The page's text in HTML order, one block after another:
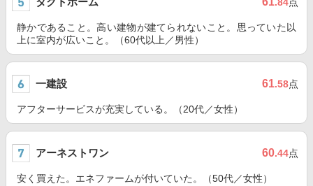
静かであること。高い建物が建てられないこと。思っていた以
上に室内が広いこと。（60代以上／男性）
一建設 61.58点
アフターサービスが充実している。（20代／女性）
アーネストワン 60.44点
安く買えた。エネファームが付いていた。（50代／女性）